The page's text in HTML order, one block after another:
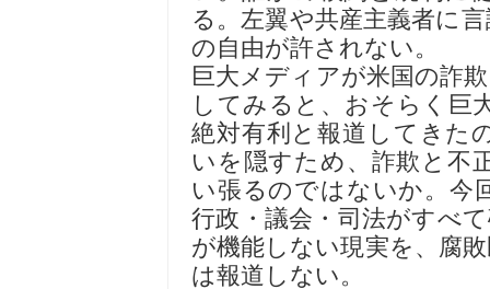
る。左翼や共産主義者に
の自由が許されない。
巨大メディアが米国の詐
してみると、おそらく巨
絶対有利と報道してきた
いを隠すため、詐欺と不
い張るのではないか。今
行政・議会・司法がすべ
が機能しない現実を、腐
は報道しない。